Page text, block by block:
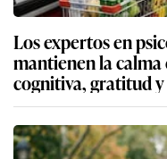
Los expertos en
mantienen la
cognitiva, gratitud